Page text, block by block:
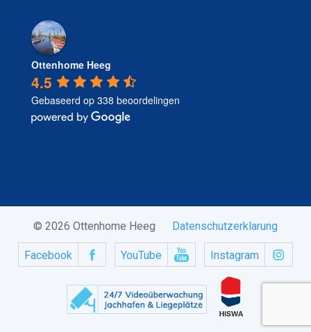
Ottenhome Heeg
4.5
Gebaseerd op 338 beoordelingen
© 2026 Ottenhome Heeg Datenschutzerklarung
Facebook YouTube Instagram